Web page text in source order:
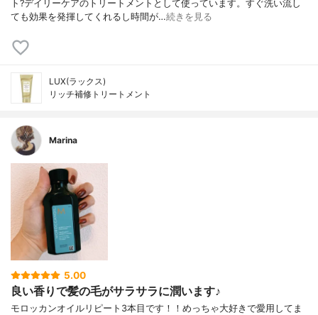
ト?デイリーケアのトリートメントとして使っています。すぐ洗い流し
ても効果を発揮してくれるし時間が…続きを見る
LUX(ラックス)
リッチ補修トリートメント
Marina
5.00
良い香りで髪の毛がサラサラに潤います♪
モロッカンオイルリピート3本目です！！めっちゃ大好きで愛用してま